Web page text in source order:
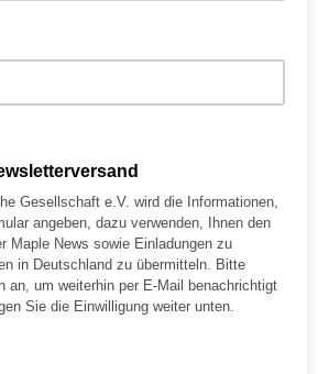
Gesellschaft e.V. wird die Informationen,
angeben, dazu verwenden, Ihnen den
Maple News sowie Einladungen zu
in Deutschland zu übermitteln. Bitte
an, um weiterhin per E-Mail benachrichtigt
Sie die Einwilligung weiter unten.